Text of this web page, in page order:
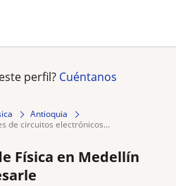
perfil? Cuéntanos
Antioquia
de circuitos electrónicos...
Física en Medellín